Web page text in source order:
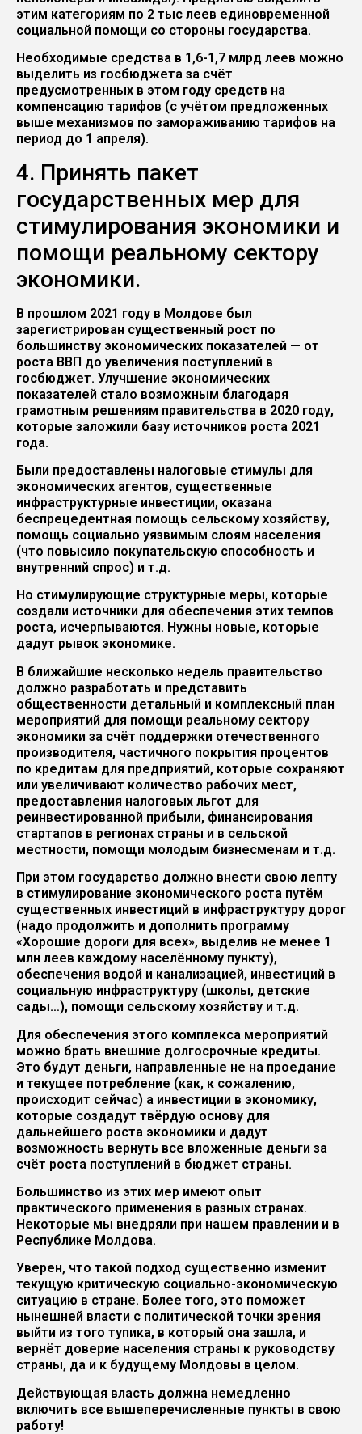
этим категориям по 2 тыс леев единовременной
социальной помощи со стороны государства.
Необходимые средства в 1,6-1,7 млрд леев можно
выделить из госбюджета за счёт
предусмотренных в этом году средств на
компенсацию тарифов (с учётом предложенных
выше механизмов по замораживанию тарифов на
период до 1 апреля).
4. Принять пакет
государственных мер для
стимулирования экономики и
помощи реальному сектору
экономики.
В прошлом 2021 году в Молдове был
зарегистрирован существенный рост по
большинству экономических показателей — от
роста ВВП до увеличения поступлений в
госбюджет. Улучшение экономических
показателей стало возможным благодаря
грамотным решениям правительства в 2020 году,
которые заложили базу источников роста 2021
года.
Были предоставлены налоговые стимулы для
экономических агентов, существенные
инфраструктурные инвестиции, оказана
беспрецедентная помощь сельскому хозяйству,
помощь социально уязвимым слоям населения
(что повысило покупательскую способность и
внутренний спрос) и т.д.
Но стимулирующие структурные меры, которые
создали источники для обеспечения этих темпов
роста, исчерпываются. Нужны новые, которые
дадут рывок экономике.
В ближайшие несколько недель правительство
должно разработать и представить
общественности детальный и комплексный план
мероприятий для помощи реальному сектору
экономики за счёт поддержки отечественного
производителя, частичного покрытия процентов
по кредитам для предприятий, которые сохраняют
или увеличивают количество рабочих мест,
предоставления налоговых льгот для
реинвестированной прибыли, финансирования
стартапов в регионах страны и в сельской
местности, помощи молодым бизнесменам и т.д.
При этом государство должно внести свою лепту
в стимулирование экономического роста путём
существенных инвестиций в инфраструктуру дорог
(надо продолжить и дополнить программу
«Хорошие дороги для всех», выделив не менее 1
млн леев каждому населённому пункту),
обеспечения водой и канализацией, инвестиций в
социальную инфраструктуру (школы, детские
сады…), помощи сельскому хозяйству и т.д.
Для обеспечения этого комплекса мероприятий
можно брать внешние долгосрочные кредиты.
Это будут деньги, направленные не на проедание
и текущее потребление (как, к сожалению,
происходит сейчас) а инвестиции в экономику,
которые создадут твёрдую основу для
дальнейшего роста экономики и дадут
возможность вернуть все вложенные деньги за
счёт роста поступлений в бюджет страны.
Большинство из этих мер имеют опыт
практического применения в разных странах.
Некоторые мы внедряли при нашем правлении и в
Республике Молдова.
Уверен, что такой подход существенно изменит
текущую критическую социально-экономическую
ситуацию в стране. Более того, это поможет
нынешней власти с политической точки зрения
выйти из того тупика, в который она зашла, и
вернёт доверие населения страны к руководству
страны, да и к будущему Молдовы в целом.
Действующая власть должна немедленно
включить все вышеперечисленные пункты в свою
работу!